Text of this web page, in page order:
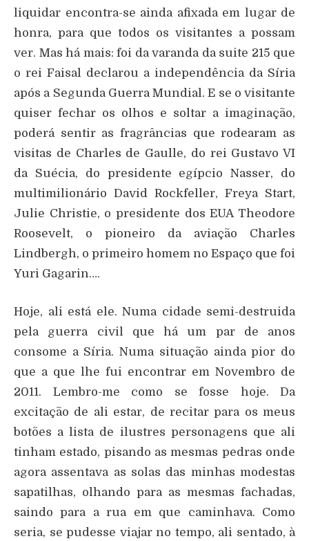
liquidar encontra-se ainda afixada em lugar de
honra, para que todos os visitantes a possam
ver. Mas há mais: foi da varanda da suite 215 que
o rei Faisal declarou a independência da Síria
após a Segunda Guerra Mundial. E se o visitante
quiser fechar os olhos e soltar a imaginação,
poderá sentir as fragrâncias que rodearam as
visitas de Charles de Gaulle, do rei Gustavo VI
da Suécia, do presidente egípcio Nasser, do
multimilionário David Rockfeller, Freya Start,
Julie Christie, o presidente dos EUA Theodore
Roosevelt, o pioneiro da aviação Charles
Lindbergh, o primeiro homem no Espaço que foi
Yuri Gagarin….
Hoje, ali está ele. Numa cidade semi-destruida
pela guerra civil que há um par de anos
consome a Síria. Numa situação ainda pior do
que a que lhe fui encontrar em Novembro de
2011. Lembro-me como se fosse hoje. Da
excitação de ali estar, de recitar para os meus
botões a lista de ilustres personagens que ali
tinham estado, pisando as mesmas pedras onde
agora assentava as solas das minhas modestas
sapatilhas, olhando para as mesmas fachadas,
saindo para a rua em que caminhava. Como
seria, se pudesse viajar no tempo, ali sentado, à